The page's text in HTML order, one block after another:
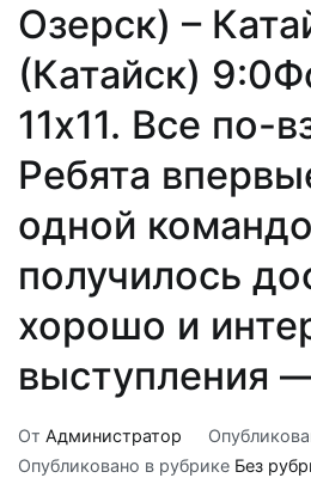
Озерск) –
(Катайск)
11х11. Все по-
Ребята
одной
получилось
хорошо и
выступления
От Администратор
Опубликовано в рубрике Без